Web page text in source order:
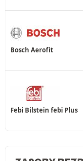
Bosch Aerofit
Febi Bilstein febi Plus